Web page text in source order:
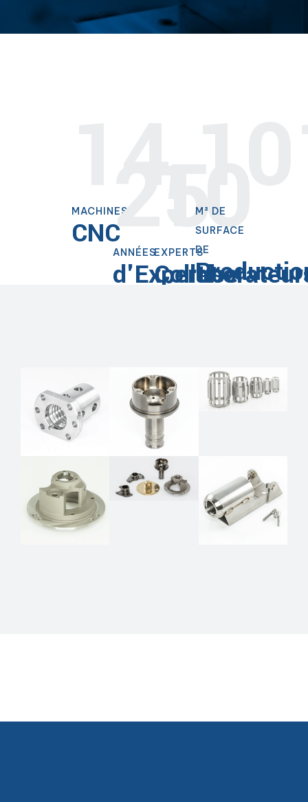
MACHINES
CNC25
ANNÉES
d'Expertise
10
EXPERTS
M² DE
SURFACE
DE